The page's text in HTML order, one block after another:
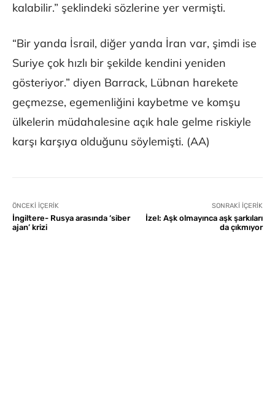
kalabilir.” şeklindeki sözlerine yer vermişti.
“Bir yanda İsrail, diğer yanda İran var, şimdi ise
Suriye çok hızlı bir şekilde kendini yeniden
gösteriyor.” diyen Barrack, Lübnan harekete
geçmezse, egemenliğini kaybetme ve komşu
ülkelerin müdahalesine açık hale gelme riskiyle
karşı karşıya olduğunu söylemişti. (AA)
ÖNCEKI İÇERIK
İngiltere- Rusya arasında ‘siber
ajan’ krizi
SONRAKI İÇERIK
İzel: Aşk olmayınca aşk şarkıları
da çıkmıyor